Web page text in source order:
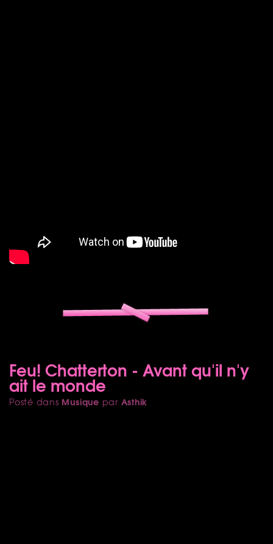
Feu! Chatterton - Avant qu'il n'y
ait le monde
Posté dans Musique par Asthik